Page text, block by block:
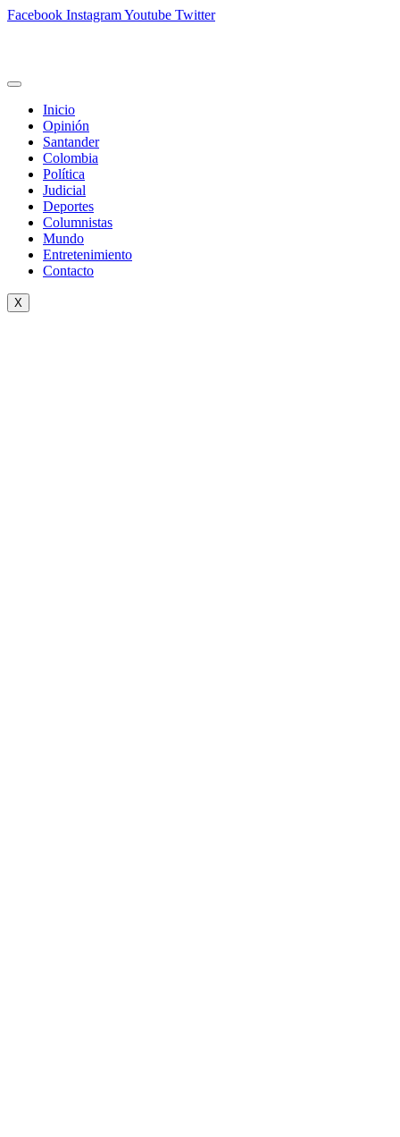
Facebook InstagramYoutube Twitter
Inicio
Opinión
Santander
Colombia
Política
Judicial
Deportes
Columnistas
Mundo
Entretenimiento
Contacto
X